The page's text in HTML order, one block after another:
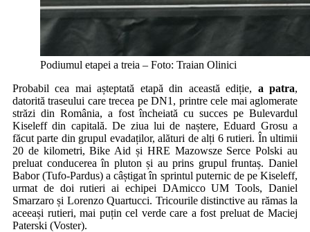
Podiumul etapei a treia – Foto: Traian Olinici
Probabil cea mai așteptată etapă din această ediție, a patra,
datorită traseului care trecea pe DN1, printre cele mai aglomerate
străzi din România, a fost încheiată cu succes pe Bulevardul
Kiseleff din capitală. De ziua lui de naștere, Eduard Grosu a
făcut parte din grupul evadaților, alături de alți 6 rutieri. În ultimii
20 de kilometri, Bike Aid și HRE Mazowsze Serce Polski au
preluat conducerea în pluton și au prins grupul fruntaș. Daniel
Babor (Tufo-Pardus) a câștigat în sprintul puternic de pe Kiseleff,
urmat de doi rutieri ai echipei DAmicco UM Tools, Daniel
Smarzaro și Lorenzo Quartucci. Tricourile distinctive au rămas la
aceeași rutieri, mai puțin cel verde care a fost preluat de Maciej
Paterski (Voster).